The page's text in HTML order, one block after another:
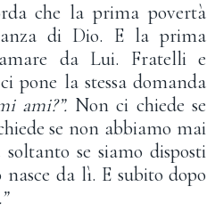
che la prima povertà
di Dio. E la prima
da Lui. Fratelli e
pone la stessa domanda
ami?”. Non ci chiede se
se non abbiamo mai
se siamo disposti
da lì. E subito dopo